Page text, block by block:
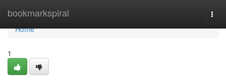
bookmarkspiral
Home
Home
1